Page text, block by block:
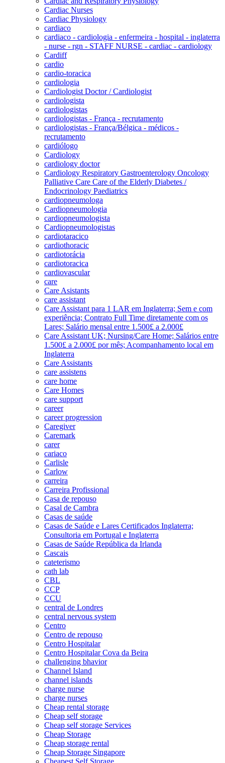
Cardiac Nurses
Cardiac Physiology
cardiaco
cardiaco - cardiologia - enfermeira - hospital - inglaterra
- nurse - rgn - STAFF NURSE - cardiac - cardiology
Cardiff
cardio
cardio-toracica
cardiologia
Cardiologist Doctor / Cardiologist
cardiologista
cardiologistas
cardiologistas - França - recrutamento
cardiologistas - França/Bélgica - médicos -
recrutamento
cardiólogo
Cardiology
cardiology doctor
Cardiology Respiratory Gastroenterology Oncology
Palliative Care Care of the Elderly Diabetes /
Endocrinology Paediatrics
cardiopneumologa
Cardiopneumologia
cardiopneumologista
Cardiopneumologistas
cardiotaracico
cardiothoracic
cardiotorácia
cardiotoracica
cardiovascular
care
Care Asistants
care assistant
Care Assistant para 1 LAR em Inglaterra; Sem e com
experiência; Contrato Full Time diretamente com os
Lares; Salário mensal entre 1.500£ a 2.000£
Care Assistant UK; Nursing/Care Home; Salários entre
1.500£ a 2.000£ por mês; Acompanhamento local em
Inglaterra
Care Assistants
care assistens
care home
Care Homes
care support
career
career progression
Caregiver
Caremark
carer
cariaco
Carlisle
Carlow
carreira
Carreira Profissional
Casa de repouso
Casal de Cambra
Casas de saúde
Casas de Saúde e Lares Certificados Inglaterra;
Consultoria em Portugal e Inglaterra
Casas de Saúde República da Irlanda
Cascais
cateterismo
cath lab
CBL
CCP
CCU
central de Londres
central nervous system
Centro
Centro de repouso
Centro Hospitalar
Centro Hospitalar Cova da Beira
challenging bhavior
Channel Island
channel islands
charge nurse
charge nurses
Cheap rental storage
Cheap self storage
Cheap self storage Services
Cheap Storage
Cheap storage rental
Cheap Storage Singapore
Cheapest Self Storage